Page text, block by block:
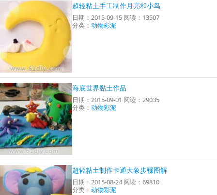
超轻粘土手工制作月亮和小鸟
日期：2015-09-15 阅读：13507
分类：动物彩泥
海底世界黏土作品
日期：2015-09-01 阅读：29035
分类：动物彩泥
超轻粘土制作卡通大象步骤图解
日期：2015-08-24 阅读：69810
分类：动物彩泥